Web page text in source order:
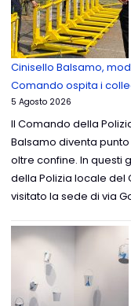
Cinisello Balsamo,
Comando ospita i
5 Agosto 2026
Il Comando della
Balsamo diventa
oltre confine. In questi
della Polizia locale del
visitato la sede di via